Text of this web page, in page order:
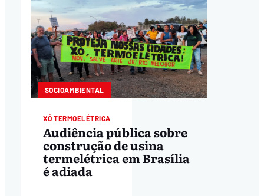
SOCIOAMBIENTAL
XÔ TERMOELÉTRICA
Audiência pública sobre
construção de usina
termelétrica em Brasília
é adiada